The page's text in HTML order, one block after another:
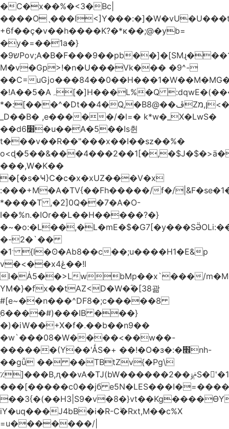
�C�x��%�<3�Bc|
+6f��ç�v��h����K?�*κ��;@�yb=
�y�=��1a�}
�ש9Pov;A�B�F���9��pb��]�[SMɻ���1v-
M�v�Gp>!�n�U���Vk��� �9^-
��C=
�!A��5�Aہ[�]H���L%�Q :dqwE�(���q��X�.bc�1d��\��#X�4��W�� Ldg
*�:[���^�Dt��4�Q,�B8@��ڦZן,מ<�oJ���ލ:�#���YLmh�Y?
_D��B� ,e�����/�l=� k*w�_X�LwS�
��d6׸�u��A�5ׅ��Is췬
t���v��R��"���x��I��sz��%�
���,W�K��
�[�s�Ҹ}C�c�x�xUZ���V�x
:���+M�A�TV{��Fh�����/f�/|&F�
*����T ,�2]0Q��7�A�O-
I��%n.�IOr��L��H�����?�}
�-2�`��
�1ˑ {l�ʘ�Ab8��c��;u����H1�E&p
v�<��xڠ4��!l
l�Ȧ5��>LwbMp��x`���/
YM�}�fx��tAZ<D�W�ؓ�[38괆
#[e~��n���^DF8�;c�����8
ַ6����#)���IB ���}
�)�iW��+X�f�.��b��n9��
�w`���08�W����<��w��-
������(Y��'ǺS�+ ��!�O�з�:�׮nh-
��gǚ �� ��TBtZv{�Pg\
٪]���B,ԯ��vA�TJ(bW������ݥۉ��2S�'�1�^c�Rs��l�0���צ�
���[�����c0��jб
iY�uq���J4bB�i�R-Cۖ�Rxt,M��c%X
=u�������/|